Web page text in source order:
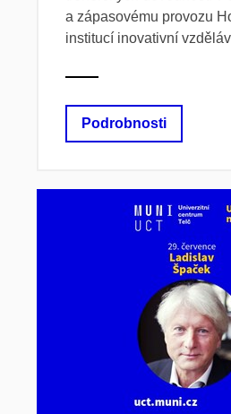
a zápasovému provozu
institucí inovativní
Podrobnosti